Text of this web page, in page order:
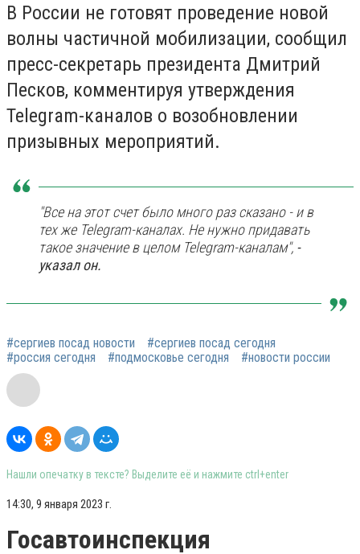
В России не готовят проведение новой
волны частичной мобилизации, сообщил
пресс-секретарь президента Дмитрий
Песков, комментируя утверждения
Telegram-каналов о возобновлении
призывных мероприятий.
"Все на этот счет было много раз сказано - и в
тех же Telegram-каналах. Не нужно придавать
такое значение в целом Telegram-каналам", -
указал он.
#сергиев посад новости
#сергиев посад сегодня
#россия сегодня
#подмосковье сегодня #новости россии
Нашли опечатку в тексте? Выделите её и нажмите ctrl+enter
14:30, 9 января 2023 г.
Госавтоинспекция